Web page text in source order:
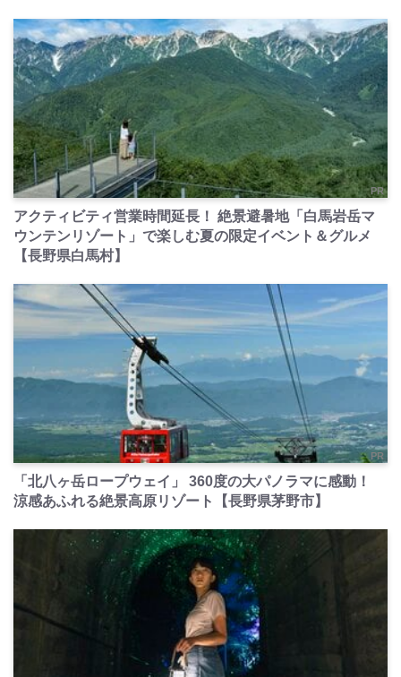
PR
アクティビティ営業時間延長！ 絶景避暑地「白馬岩岳マ
ウンテンリゾート」で楽しむ夏の限定イベント＆グルメ
【長野県白馬村】
PR
「北八ヶ岳ロープウェイ」 360度の大パノラマに感動！
涼感あふれる絶景高原リゾート【長野県茅野市】